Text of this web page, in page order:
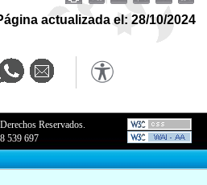
actualizada el: 28/10/2024
Reservados.
539 697